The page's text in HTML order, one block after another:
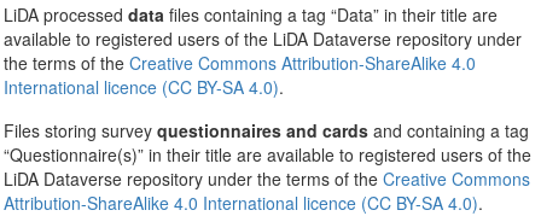
LiDA processed data files containing a tag “Data” in their title are
available to registered users of the LiDA Dataverse repository under
the terms of the Creative Commons Attribution-ShareAlike 4.0
International licence (CC BY-SA 4.0).
Files storing survey questionnaires and cardsand containing a tag
“Questionnaire(s)” in their title are available to registered users of the
LiDA Dataverse repository under the terms of the Creative Commons
Attribution-ShareAlike 4.0 International licence (CC BY-SA 4.0).